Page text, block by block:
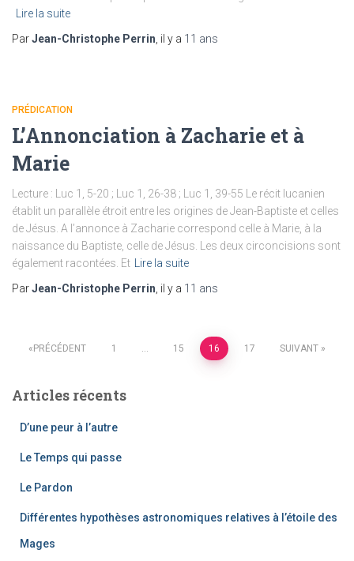
Lire la suite
ParJean-Christophe Perrin , il y a 11 ans
PRÉDICATION
L’Annonciation à Zacharie et à
Marie
Lecture : Luc 1, 5-20 ; Luc 1, 26-38 ; Luc 1, 39-55 Le récit lucanien
établit un parallèle étroit entre les origines de Jean-Baptiste et celles
de Jésus. A l’annonce à Zacharie correspond celle à Marie, à la
naissance du Baptiste, celle de Jésus. Les deux circoncisions sont
également racontées. Et
Lire la suite
ParJean-Christophe Perrin , il y a 11 ans
Pagination
des
publications
PRÉCÉDENT 1 … 15 16 17 SUIVANT
Articles récents
D’une peur à l’autre
Le Temps qui passe
Le Pardon
Différentes hypothèses astronomiques relatives à l’étoile des
Mages